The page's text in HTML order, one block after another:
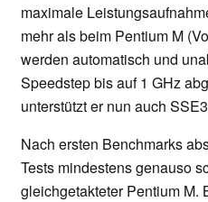
maximale
mehr als beim Pentium M
werden automatisch und
Speedstep bis auf 1 GHz
unterstützt er nun auch
Nach ersten Benchmarks
Tests mindestens genauso
gleichgetakteter Pentium M.